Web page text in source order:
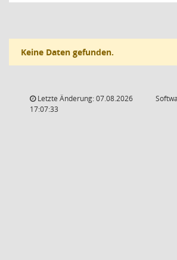
Keine Daten gefunden.
Letzte Änderung: 07.08.2026
17:07:33